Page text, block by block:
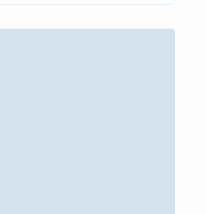
total segurança. A